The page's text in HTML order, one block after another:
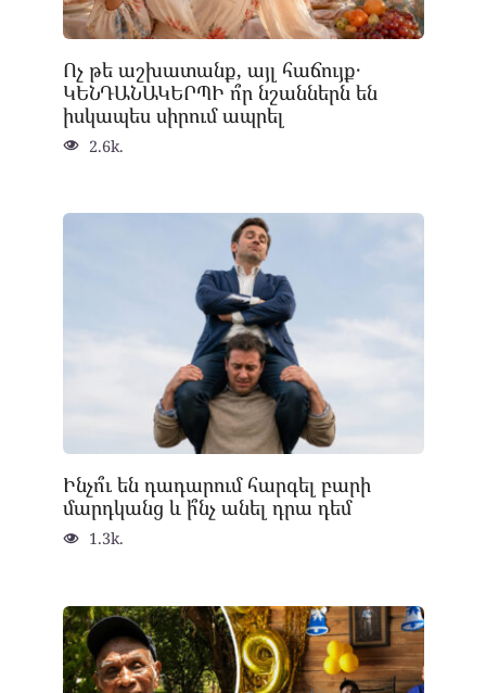
Ոչ թե աշխատանք, այլ հաճույք․
ԿԵՆԴԱՆԱԿԵՐՊԻ ո՞ր նշաններն են
իսկապես սիրում ապրել
2.6k.
Ինչո՞ւ են դադարում հարգել բարի
մարդկանց և ի՞նչ անել դրա դեմ
1.3k.